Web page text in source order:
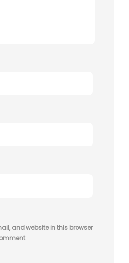
and website in this browser